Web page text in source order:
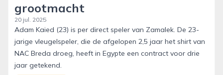
grootmacht
20 jul. 2025
Adam Kaied (23) is per direct speler van Zamalek. De 23-
jarige vleugelspeler, die de afgelopen 2,5 jaar het shirt van
NAC Breda droeg, heeft in Egypte een contract voor drie
jaar getekend.